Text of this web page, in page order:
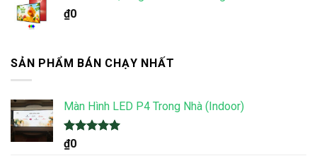
₫0
SẢN PHẨM BÁN CHẠY NHẤT
Màn Hình LED P4 Trong Nhà (Indoor)
Được xếp
hạng
₫0